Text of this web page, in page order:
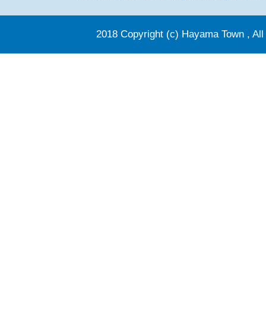
2018 Copyright (c) Hayama Town ,